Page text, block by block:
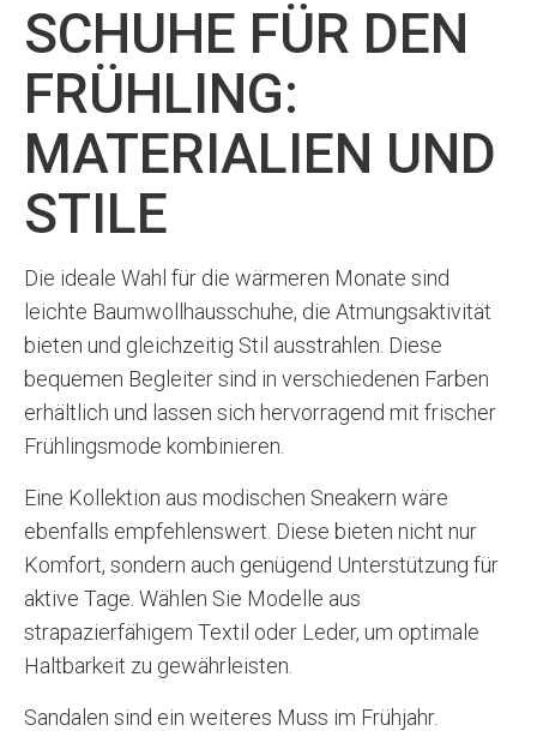
SCHUHE FÜR DEN
FRÜHLING:
MATERIALIEN UND
STILE
Die ideale Wahl für die wärmeren Monate sind
leichte Baumwollhausschuhe, die Atmungsaktivität
bieten und gleichzeitig Stil ausstrahlen. Diese
bequemen Begleiter sind in verschiedenen Farben
erhältlich und lassen sich hervorragend mit frischer
Frühlingsmode kombinieren.
Eine Kollektion aus modischen Sneakern wäre
ebenfalls empfehlenswert. Diese bieten nicht nur
Komfort, sondern auch genügend Unterstützung für
aktive Tage. Wählen Sie Modelle aus
strapazierfähigem Textil oder Leder, um optimale
Haltbarkeit zu gewährleisten.
Sandalen sind ein weiteres Muss im Frühjahr.